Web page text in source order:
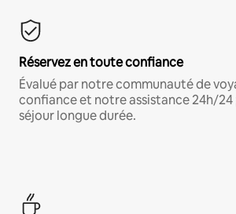
Réservez en toute confiance
Évalué par notre communauté de
confiance et notre assistance 24h/
séjour longue durée.